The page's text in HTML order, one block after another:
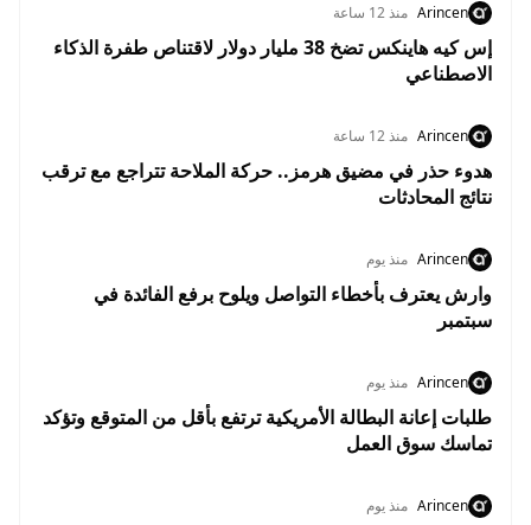
Arincen منذ 12 ساعة
إس كيه هاينكس تضخ 38 مليار دولار لاقتناص طفرة الذكاء
الاصطناعي
Arincen منذ 12 ساعة
هدوء حذر في مضيق هرمز.. حركة الملاحة تتراجع مع ترقب
نتائج المحادثات
Arincen منذ يوم
وارش يعترف بأخطاء التواصل ويلوح برفع الفائدة في
سبتمبر
Arincen منذ يوم
طلبات إعانة البطالة الأمريكية ترتفع بأقل من المتوقع وتؤكد
تماسك سوق العمل
Arincen منذ يوم